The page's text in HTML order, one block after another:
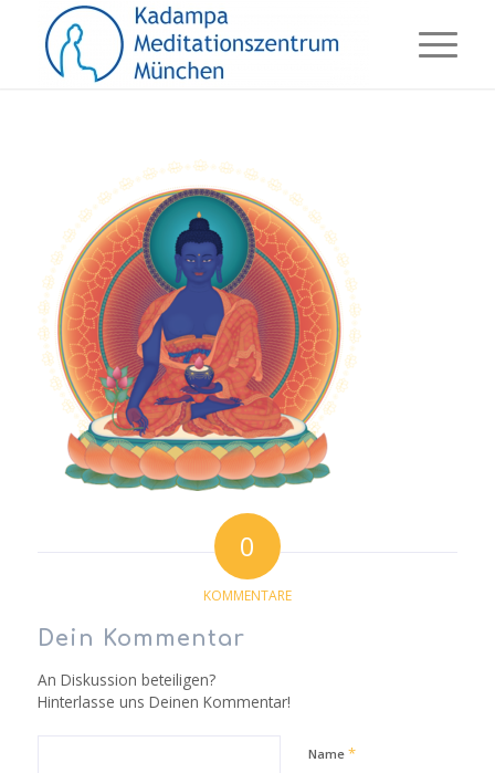
0
KOMMENTARE
Dein Kommentar
An Diskussion beteiligen?
Hinterlasse uns Deinen Kommentar!
Name *